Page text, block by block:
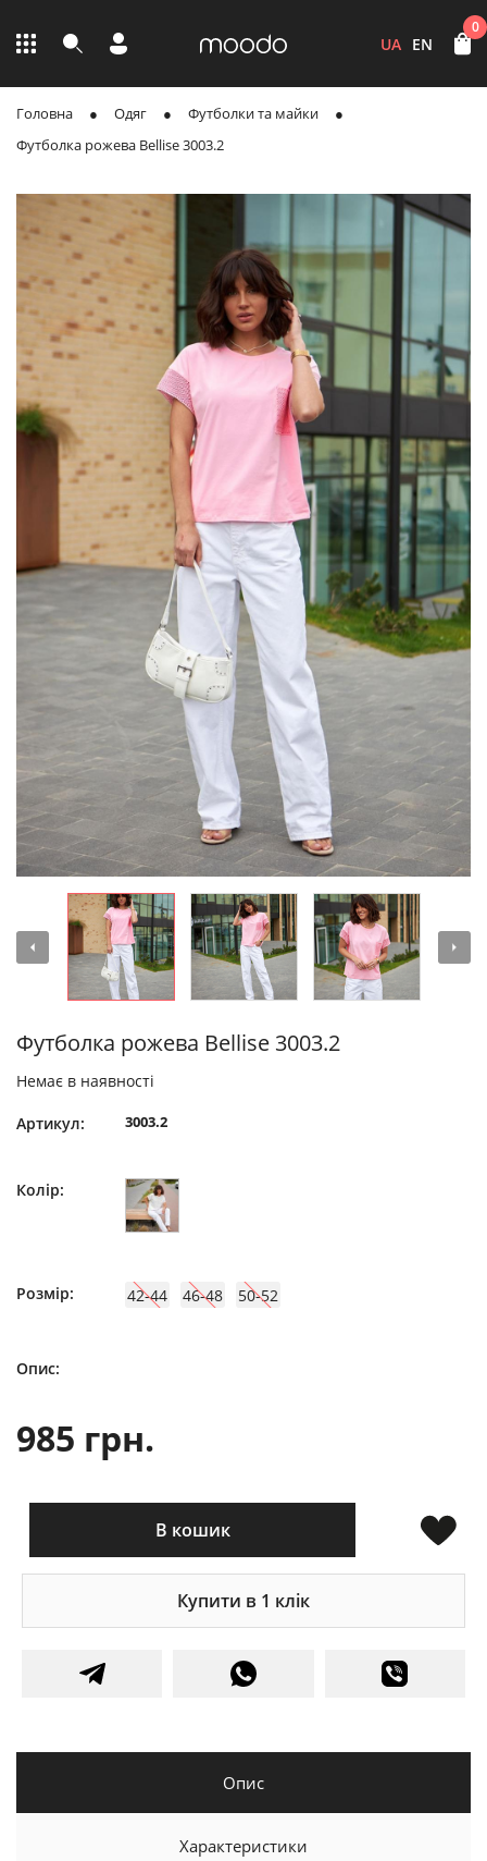
UA EN
0
Головна Одяг
Футболки та майки
Футболка рожева Bellise 3003.2
Футболка рожева Bellise 3003.2
Немає в наявності
Артикул: 3003.2
Колір:
Розмір: 42-44 46-48 50-52
Опис:
985 грн.
В кошик
Купити в 1 клік
Опис
Характеристики